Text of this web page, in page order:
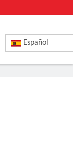
Español